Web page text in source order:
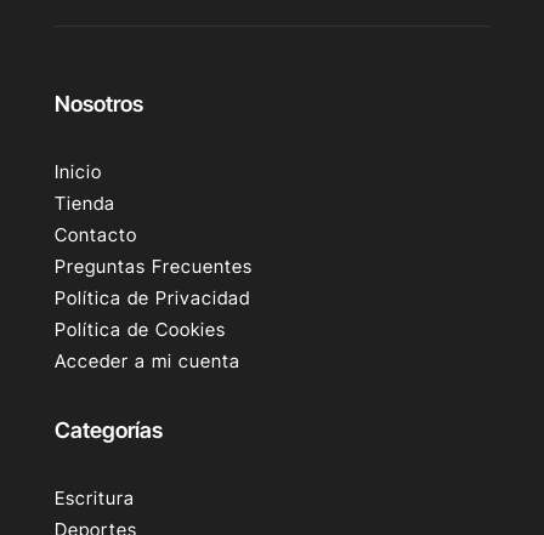
Nosotros
Inicio
Tienda
Contacto
Preguntas Frecuentes
Política de Privacidad
Política de Cookies
Acceder a mi cuenta
Categorías
Escritura
Deportes